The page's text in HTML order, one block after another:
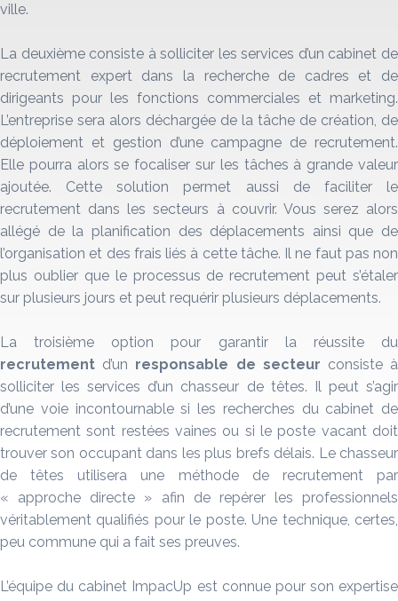
ville.
La deuxième consiste à solliciter les services d’un cabinet de
recrutement expert dans la recherche de cadres et de
dirigeants pour les fonctions commerciales et marketing.
L’entreprise sera alors déchargée de la tâche de création, de
déploiement et gestion d’une campagne de recrutement.
Elle pourra alors se focaliser sur les tâches à grande valeur
ajoutée. Cette solution permet aussi de faciliter le
recrutement dans les secteurs à couvrir. Vous serez alors
allégé de la planification des déplacements ainsi que de
l’organisation et des frais liés à cette tâche. Il ne faut pas non
plus oublier que le processus de recrutement peut s’étaler
sur plusieurs jours et peut requérir plusieurs déplacements.
La troisième option pour garantir la réussite du
recrutement d’un responsable de secteur consiste à
solliciter les services d’un chasseur de têtes. Il peut s’agir
d’une voie incontournable si les recherches du cabinet de
recrutement sont restées vaines ou si le poste vacant doit
trouver son occupant dans les plus brefs délais. Le chasseur
de têtes utilisera une méthode de recrutement par
« approche directe » afin de repérer les professionnels
véritablement qualifiés pour le poste. Une technique, certes,
peu commune qui a fait ses preuves.
L’équipe du cabinet ImpacUp est connue pour son expertise